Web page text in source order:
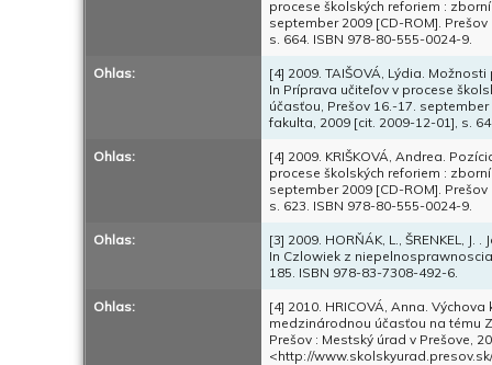
procese školských reforiem :
september 2009 [CD-ROM].
s. 664. ISBN 978-80-555-0024-9.
Ohlas:
[4] 2009. TAIŠOVÁ, Lýdia.
In Príprava učiteľov v procese
účasťou, Prešov 16.-17.
fakulta, 2009 [cit. 2009-12-01], s.
Ohlas:
[4] 2009. KRIŠKOVÁ, Andrea.
procese školských reforiem :
september 2009 [CD-ROM].
s. 623. ISBN 978-80-555-0024-9.
Ohlas:
[3] 2009. HORŇÁK, L., ŠRENKEL,
In Czlowiek z
185. ISBN 978-83-7308-492-6.
Ohlas:
[4] 2010. HRICOVÁ, Anna.
medzinárodnou účasťou na tému
Prešov : Mestský úrad v Prešove,
<http://